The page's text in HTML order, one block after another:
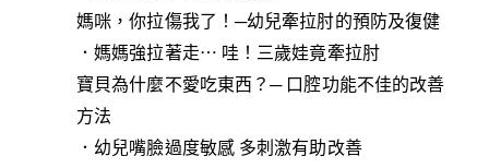
媽咪，你拉傷我了！─幼兒牽拉肘的預防及復健
．媽媽強拉著走⋯ 哇！三歲娃竟牽拉肘
寶貝為什麼不愛吃東西？─ 口腔功能不佳的改善
方法
．幼兒嘴臉過度敏感 多刺激有助改善